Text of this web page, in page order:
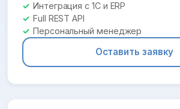
Интеграция с 1С и ERP
Full REST API
Персональный менеджер
Оставить заявку